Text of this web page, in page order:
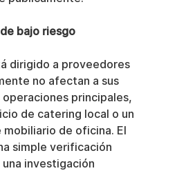
bajo riesgo
dirigido a proveedores
no afectan a sus
operaciones principales,
de catering local o un
de oficina. El
simple verificación
investigación